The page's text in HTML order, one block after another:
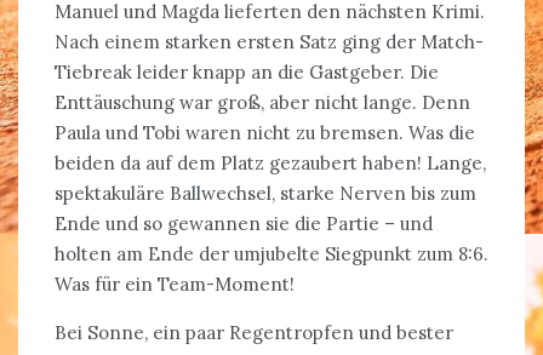
Manuel und Magda lieferten den nächsten Krimi.
Nach einem starken ersten Satz ging der Match-
Tiebreak leider knapp an die Gastgeber. Die
Enttäuschung war groß, aber nicht lange. Denn
Paula und Tobi waren nicht zu bremsen. Was die
beiden da auf dem Platz gezaubert haben! Lange,
spektakuläre Ballwechsel, starke Nerven bis zum
Ende und so gewannen sie die Partie – und
holten am Ende der umjubelte Siegpunkt zum 8:6.
Was für ein Team-Moment!
Bei Sonne, ein paar Regentropfen und bester